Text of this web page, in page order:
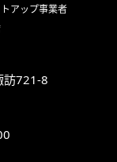
アップ事業者
721-8